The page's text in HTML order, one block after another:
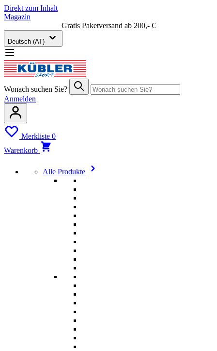
Direkt zum Inhalt
Magazin
Gratis Paketversand ab 200,- €
Deutsch (AT)
Wonach suchen Sie?
Anmelden
Merkliste 0
Warenkorb
Alle Produkte